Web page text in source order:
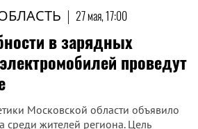
| 27 мая, 17:00
в зарядных
проведут
Московской области объявило
среди жителей региона. Цель